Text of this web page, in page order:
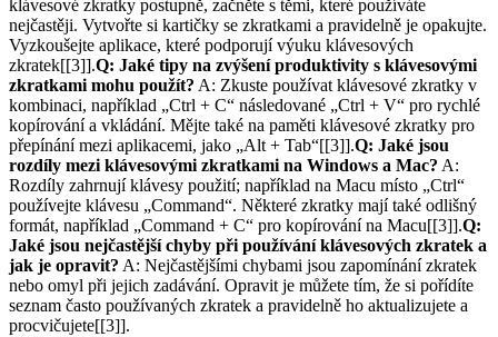
klávesové zkratky postupně, začněte s těmi, které používáte
nejčastěji. Vytvořte si kartičky se zkratkami a pravidelně je opakujte.
Vyzkoušejte aplikace, které podporují výuku klávesových
zkratek[[3]].Q: Jaké tipy na zvýšení produktivity s klávesovými
zkratkami mohu použít? A: Zkuste používat klávesové zkratky v
kombinaci, například „Ctrl + C“ následované „Ctrl + V“ pro rychlé
kopírování a vkládání. Mějte také na paměti klávesové zkratky pro
přepínání mezi aplikacemi, jako „Alt + Tab“[[3]].Q: Jaké jsou
rozdíly mezi klávesovými zkratkami na Windows a Mac? A:
Rozdíly zahrnují klávesy použití; například na Macu místo „Ctrl“
používejte klávesu „Command“. Některé zkratky mají také odlišný
formát, například „Command + C“ pro kopírování na Macu[[3]].Q:
Jaké jsou nejčastější chyby při používání klávesových zkratek a
jak je opravit? A: Nejčastějšími chybami jsou zapomínání zkratek
nebo omyl při jejich zadávání. Opravit je můžete tím, že si pořídíte
seznam často používaných zkratek a pravidelně ho aktualizujete a
procvičujete[[3]].